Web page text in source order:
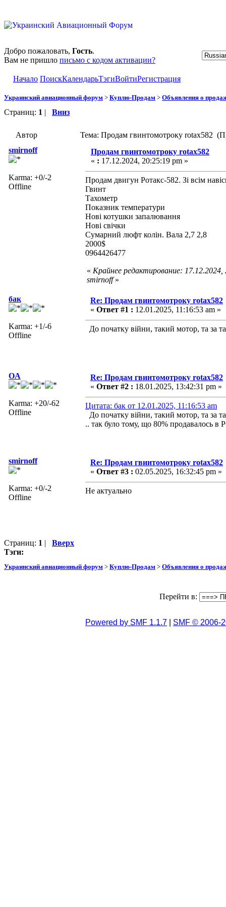
Добро пожаловать, Гость.
Вам не пришло письмо с кодом активации?
Начало ПоискКалендарьТэгиВойтиРегистрация
Украинский авиационный форум > Куплю-Продам > Объявления о
Страниц: 1 | Вниз
Автор
Тема: Продам гвинтомотроку rotax582
smirnoff
Karma: +0/-2
Offline
Продам гвинтомотроку rotax582
« : 17.12.2024, 20:25:19 pm »
Продам двигун Ротакс-582. Зі всім
Гвинт
Тахометр
Показник температури
Нові котушки запалювання
Нові свічки
Сумарний люфт колін. Вала 2,7 2,8
2000$
0964426477
« Крайнее редактирование:
smirnoff»
бак
Karma: +1/-6
Offline
Re: Продам гвинтомотроку rotax582
« Ответ #1 : 12.01.2025, 11:16:53 am »
До початку війни, такий мотор, та за
OA
Karma: +20/-62
Offline
Re: Продам гвинтомотроку rotax582
« Ответ #2 : 18.01.2025, 13:42:31 pm »
Цитата: бак от 12.01.2025, 11:16:53 am
До початку війни, такий мотор, та за
.. так було тому, що 80% продавалось в
smirnoff
Karma: +0/-2
Offline
Re: Продам гвинтомотроку rotax582
« Ответ #3 : 02.05.2025, 16:32:45 pm »
Не актуально
Страниц: 1 | Вверх
Тэги:
Украинский авиационный форум > Куплю-Продам > Объявления о
Перейти в:
Powered by SMF 1.1.7 SMF © 2006-